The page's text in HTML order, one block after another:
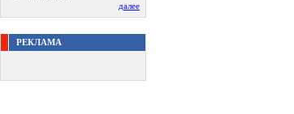
далее
РЕКЛАМА